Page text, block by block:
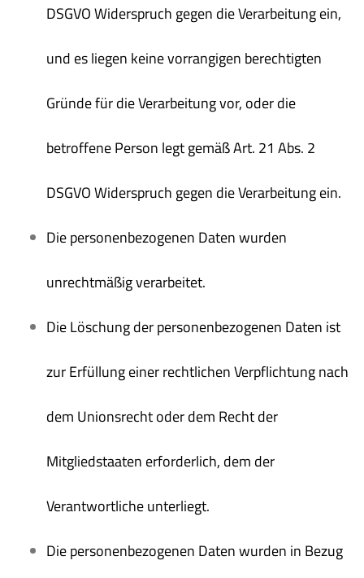
DSGVO Widerspruch gegen die Verarbeitung ein,
und es liegen keine vorrangigen berechtigten
Gründe für die Verarbeitung vor, oder die
betroffene Person legt gemäß Art. 21 Abs. 2
DSGVO Widerspruch gegen die Verarbeitung ein.
Die personenbezogenen Daten wurden
unrechtmäßig verarbeitet.
Die Löschung der personenbezogenen Daten ist
zur Erfüllung einer rechtlichen Verpflichtung nach
dem Unionsrecht oder dem Recht der
Mitgliedstaaten erforderlich, dem der
Verantwortliche unterliegt.
Die personenbezogenen Daten wurden in Bezug